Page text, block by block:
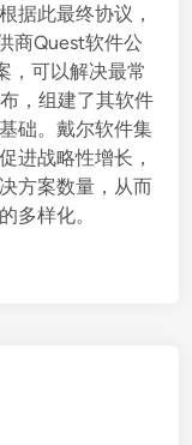
据此最终协议，
商Quest软件公
，可以解决最常
，组建了其软件
础。戴尔软件集
进战略性增长，
方案数量，从而
多样化。